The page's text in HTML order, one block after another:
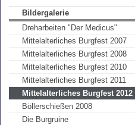
Bildergalerie
Dreharbeiten "Der Medicus"
Mittelalterliches Burgfest 2007
Mittelalterliches Burgfest 2008
Mittelalterliches Burgfest 2010
Mittelalterliches Burgfest 2011
Mittelalterliches Burgfest 2012
Böllerschießen 2008
Die Burgruine